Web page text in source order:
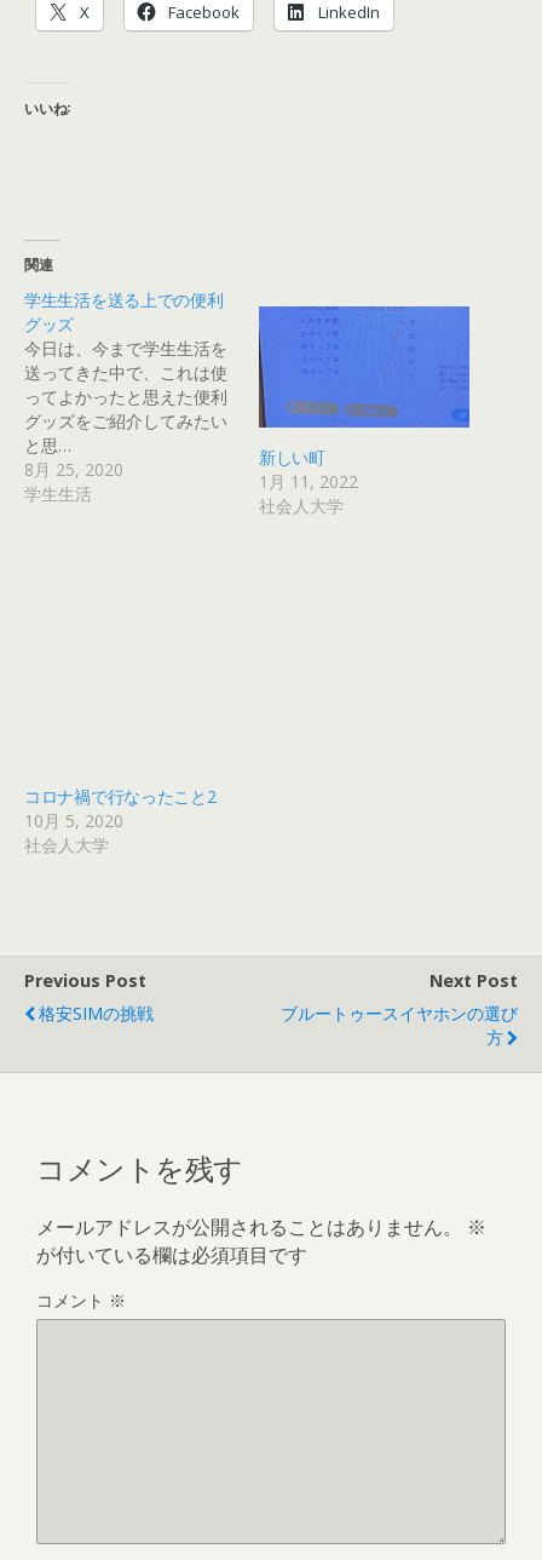
X Facebook LinkedIn
いいね:
関連
学生生活を送る上での便利
グッズ
今日は、今まで学生生活を
送ってきた中で、これは使
ってよかったと思えた便利
グッズをご紹介してみたい
と思…
8月 25, 2020
学生生活
新しい町
1月 11, 2022
社会人大学
コロナ禍で行なったこと2
10月 5, 2020
社会人大学
Previous Post
格安SIMの挑戦
Next Post
ブルートゥースイヤホンの選び
方
コメントを残す
メールアドレスが公開されることはありません。
※
が付いている欄は必須項目です
コメント ※